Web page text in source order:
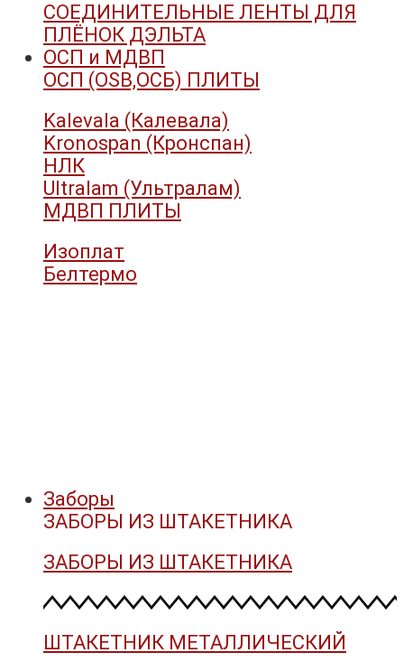
СОЕДИНИТЕЛЬНЫЕ ЛЕНТЫ ДЛЯ
ПЛЁНОК ДЭЛЬТА
ОСП и МДВП
ОСП (OSB,ОСБ) ПЛИТЫ
Kalevala (Калевала)
Kronospan (Кронспан)
НЛК
Ultralam (Ультралам)
МДВП ПЛИТЫ
Изоплат
Белтермо
Заборы
ЗАБОРЫ ИЗ ШТАКЕТНИКА
ЗАБОРЫ ИЗ ШТАКЕТНИКА
ШТАКЕТНИК МЕТАЛЛИЧЕСКИЙ